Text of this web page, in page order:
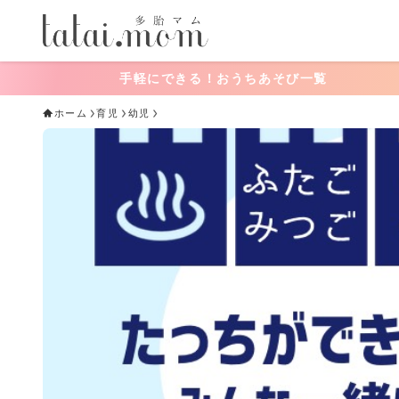
手軽にできる！おうちあそび一覧
ホーム 育児 幼児